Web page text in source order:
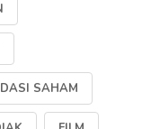
SAHAM